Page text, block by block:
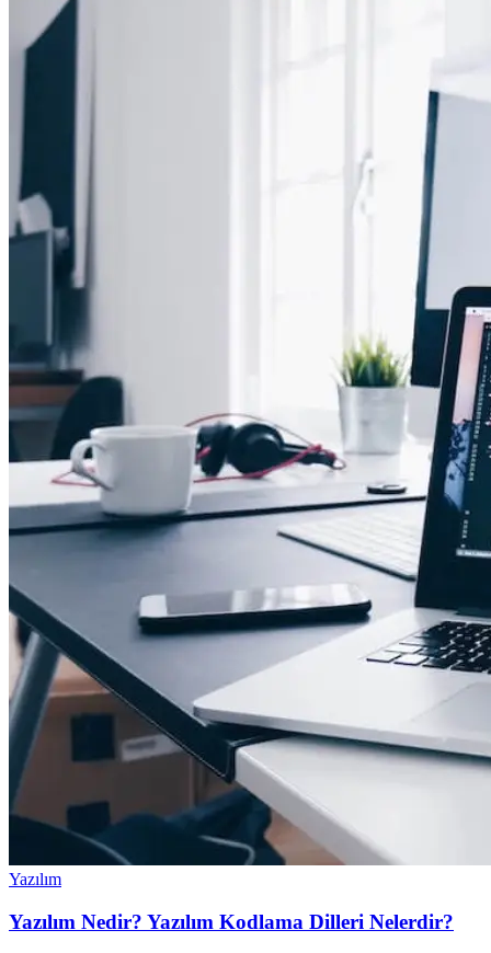
Yazılım
Yazılım Nedir? Yazılım Kodlama Dilleri Nelerdir?